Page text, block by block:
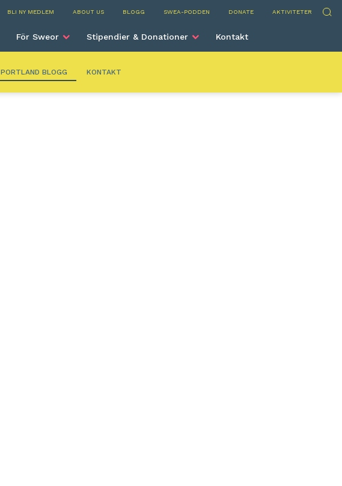
BLI NY MEDLEM ABOUT US BLOGG SWEA-PODDEN DONATE AKTIVITETER Sök
Portland
För Sweor Stipendier & Donationer Kontakt
PORTLAND BLOGG KONTAKT